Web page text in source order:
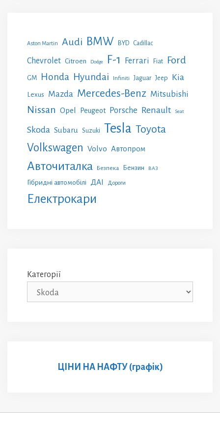
Aston Martin Audi BMW BYD Cadillac
Chevrolet Citroen Dodge F-1 Ferrari Fiat Ford
GM Honda Hyundai Infiniti Jaguar Jeep Kia
Lexus Mazda Mercedes-Benz Mitsubishi
Nissan Opel Peugeot Porsche Renault Seat
Skoda Subaru Suzuki Tesla Toyota
Volkswagen Volvo Автопром
Авточиталка Безпека Бензин ВАЗ
Гібридні автомобілі ДАІ Дороги
Електрокари
Категорії
ЦІНИ НА НАФТУ (графік)